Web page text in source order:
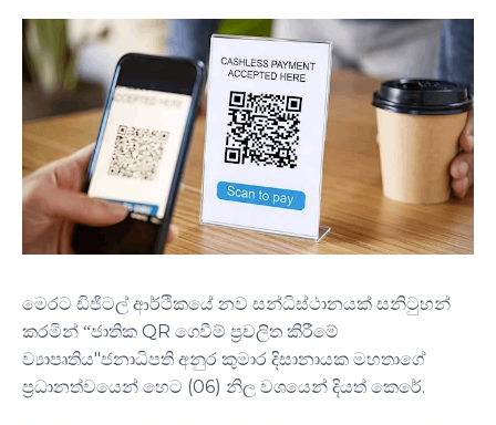
මෙරට ඩිජිටල් ආර්ථිකයේ නව සන්ධිස්ථානයක් සනිටුහන්
කරමින් “ජාතික QR ගෙවීම් ප්‍රචලිත කිරීමේ
ව්‍යාපෘතිය"ජනාධිපති අනුර කුමාර දිසානායක මහතාගේ
ප්‍රධානත්වයෙන් හෙට (06) නිල වශයෙන් දියත් කෙරේ.